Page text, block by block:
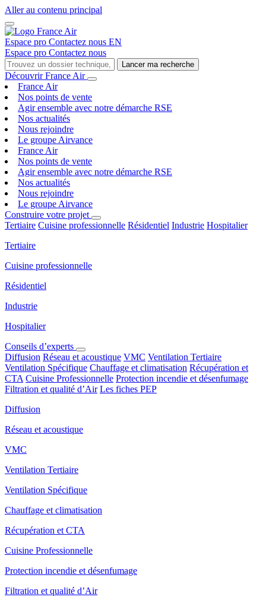
Aller au contenu principal
Espace pro Contactez nous EN
Espace pro Contactez nous
Lancer ma recherche
Découvrir France Air
France Air
Nos points de vente
Agir ensemble avec notre démarche RSE
Nos actualités
Nous rejoindre
Le groupe Airvance
France Air
Nos points de vente
Agir ensemble avec notre démarche RSE
Nos actualités
Nous rejoindre
Le groupe Airvance
Construire votre projet
Tertiaire Cuisine professionnelle Résidentiel Industrie Hospitalier
Tertiaire
Cuisine professionnelle
Résidentiel
Industrie
Hospitalier
Conseils d’experts
Diffusion Réseau et acoustique VMC Ventilation Tertiaire
Ventilation Spécifique Chauffage et climatisation Récupération et
CTA Cuisine Professionnelle Protection incendie et désenfumage
Filtration et qualité d’Air Les fiches PEP
Diffusion
Réseau et acoustique
VMC
Ventilation Tertiaire
Ventilation Spécifique
Chauffage et climatisation
Récupération et CTA
Cuisine Professionnelle
Protection incendie et désenfumage
Filtration et qualité d’Air